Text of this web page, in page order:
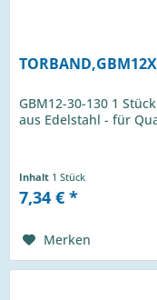
GBM12-30-130 1
aus Edelstahl - für
Inhalt 1 Stück
7,34 € *
Merken